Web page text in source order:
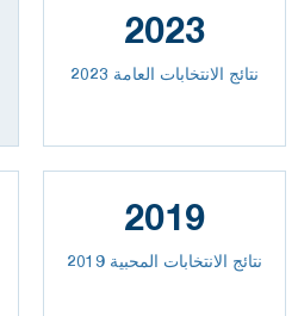
2023
2023 نتائج الانتخابات العامة
2019
نتائج الانتخابات المحبية 2019